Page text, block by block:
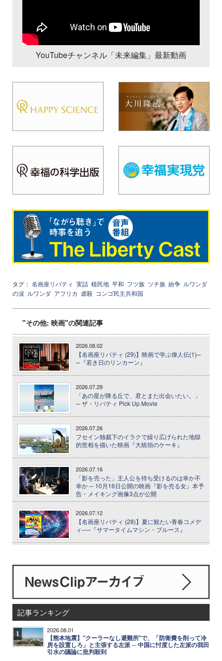
YouTubeチャンネル「未来編集」最新動画
タグ： 名画座リバティ 実話 植民地 平和 フツ族 ツチ族 紛争 ルワンダ
の涙 ルワンダ アフリカ 虐殺 コンゴ民主共和国
"その他: 映画"の関連記事
2026.08.02
【名画座リバティ (29)】映画で学ぶ偉人伝(1)─
─『若き日のリンカーン』
2026.07.29
「あの星が降る丘で、君とまた出会いたい。」
─ ザ・リバティ Pick Up Movie
2026.07.26
フセイン独裁下のイラクで繰り広げられた地獄
的世相を描いた映画『大統領のケーキ』
2026.07.16
「影を売った」主人公を待ち受けるのは幸か不
幸か ─ 10月16日公開の映画『影を売る女』本予
告・メイキング画像3点が公開
2026.07.12
【名画座リバティ (28)】夏に観たい青春コメデ
ィ──『サマータイムマシン・ブルース』
記事ランキング
1 2026.08.01
【熊本地震】"クーラーなし避難所"で、「防衛費を削って冷
房を設置しろ」と主張する左派 ─ 中国に忖度した左派の我田
引水の議論に批判殺到